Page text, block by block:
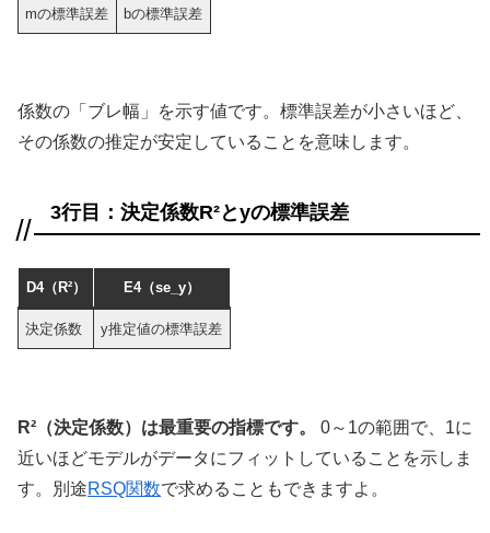
mの標準誤差 bの標準誤差
係数の「ブレ幅」を示す値です。標準誤差が小さいほど、
その係数の推定が安定していることを意味します。
3行目：決定係数R²とyの標準誤差
D4（R²） E4（se_y）
決定係数 y推定値の標準誤差
R²（決定係数）は最重要の指標です。
0～1の範囲で、1に
近いほどモデルがデータにフィットしていることを示しま
す。別途RSQ関数で求めることもできますよ。